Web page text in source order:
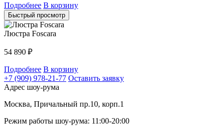
Подробнее В корзину
Быстрый просмотр
Люстра Foscara
54 890 ₽
Подробнее В корзину
+7 (909) 978-21-77 Оставить заявку
Адрес шоу-рума
Москва, Причальный пр.10, корп.1
Режим работы шоу-рума: 11:00-20:00